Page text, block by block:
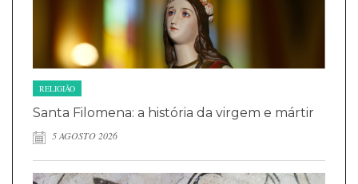
RELIGIÃO
Santa Filomena: a história da virgem e mártir
5 AGOSTO 2026